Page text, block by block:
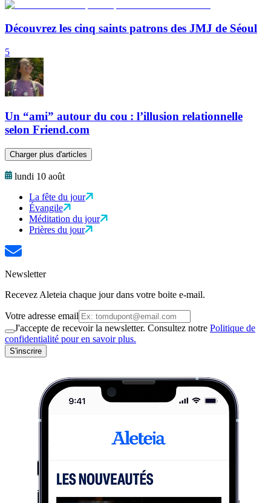
Découvrez les cinq saints patrons des JMJ de Séoul
5
Un “ami” autour du cou : l’illusion relationnelle
selon Friend.com
Charger plus d'articles
lundi 10 août
La fête du jour
Évangile
Méditation du jour
Prières du jour
Newsletter
Recevez Aleteia chaque jour dans votre boite e-mail.
Votre adresse email
J'accepte de recevoir la newsletter. Consultez notre Politique de
confidentialité pour en savoir plus.
S'inscrire